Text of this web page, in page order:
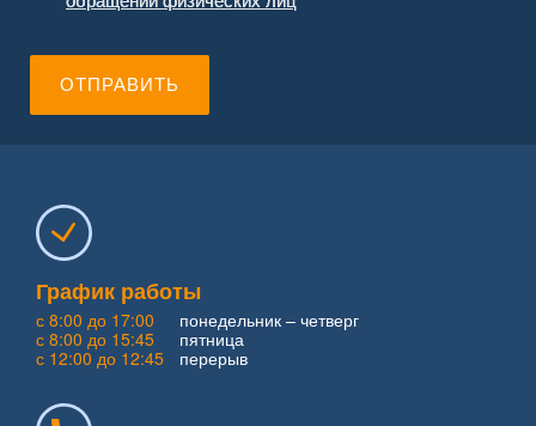
График работы
с 8:00 до 17:00
понедельник – четверг
с 8:00 до 15:45
пятница
с 12:00 до 12:45
перерыв